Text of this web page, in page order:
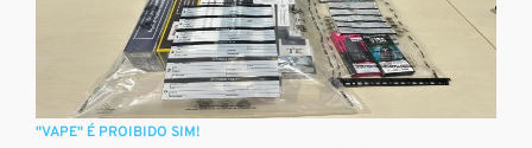
"VAPE" É PROIBIDO SIM!